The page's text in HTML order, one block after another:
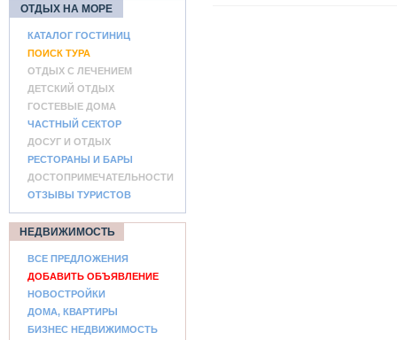
ОТДЫХ НА МОРЕ
КАТАЛОГ ГОСТИНИЦ
ПОИСК ТУРА
ОТДЫХ С ЛЕЧЕНИЕМ
ДЕТСКИЙ ОТДЫХ
ГОСТЕВЫЕ ДОМА
ЧАСТНЫЙ СЕКТОР
ДОСУГ И ОТДЫХ
РЕСТОРАНЫ И БАРЫ
ДОСТОПРИМЕЧАТЕЛЬНОСТИ
ОТЗЫВЫ ТУРИСТОВ
НЕДВИЖИМОСТЬ
ВСЕ ПРЕДЛОЖЕНИЯ
ДОБАВИТЬ ОБЪЯВЛЕНИЕ
НОВОСТРОЙКИ
ДОМА, КВАРТИРЫ
БИЗНЕС НЕДВИЖИМОСТЬ